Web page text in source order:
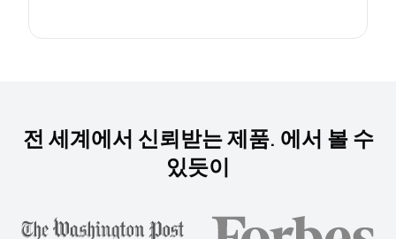
전 세계에서 신뢰받는 제품. 에서 볼 수
있듯이